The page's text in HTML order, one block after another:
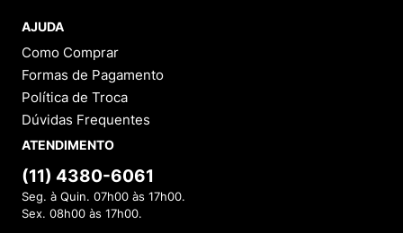
AJUDA
Como Comprar
Formas de Pagamento
Política de Troca
Dúvidas Frequentes
ATENDIMENTO
(11) 4380-6061
Seg. à Quin. 07h00 às 17h00.
Sex. 08h00 às 17h00.